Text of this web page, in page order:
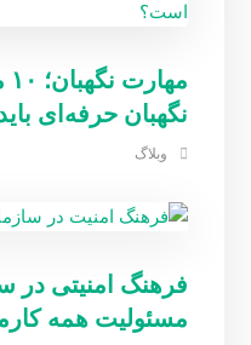
نگهبان حرفه‌ای
وبلاگ
فرهنگ امنیتی در
مسئولیت همه